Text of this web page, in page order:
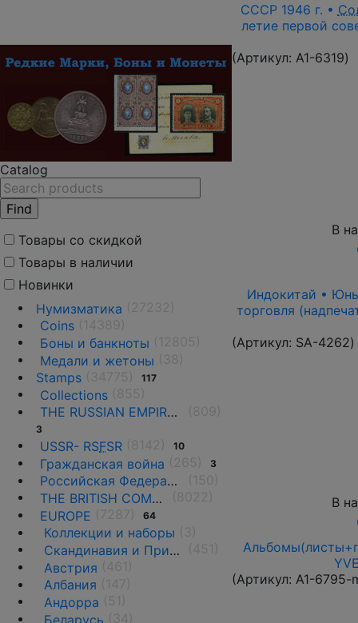
Catalog
Товары со скидкой
Товары в наличии
Новинки
Нумизматика
Coins
Боны и банкноты
Медали и жетоны
Stamps
117
Collections
THE RUSSIAN EMPIRE UNTIL 1917.
3
USSR- RSFSR 10
Гражданская война 3
Российская Федерация(1992 г.-н.д.)
THE BRITISH COMMONWEALTH
EUROPE
64
Коллекции и наборы
Скандинавия и Прибалтика
Австрия
Албания
Андорра
Беларусь
СССР 1946 г. •
летие первой
(Артикул: A1-6319)
В
Индокитай •
торговля
(Артикул: SA-4262)
В
(Артикул: A1-6795-